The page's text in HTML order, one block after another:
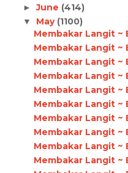
►June (414)
▼ May (1100)
Membakar Langit ~
Membakar Langit ~
Membakar Langit ~
Membakar Langit ~
Membakar Langit ~
Membakar Langit ~
Membakar Langit ~
Membakar Langit ~
Membakar Langit ~
Membakar Langit ~